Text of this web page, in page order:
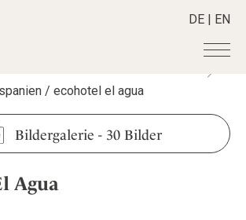
DE | EN
+
spanien / ecohotel el agua
Bildergalerie - 30 Bilder
Agua